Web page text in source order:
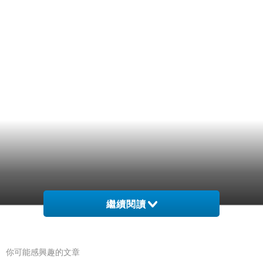
繼續閱讀
你可能感興趣的文章